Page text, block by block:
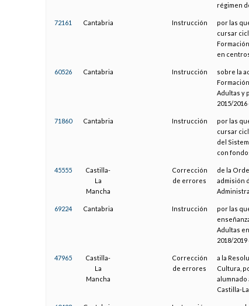
régimen
72161 Cantabria Instrucción
por las
cursar
en
60526 Cantabria Instrucción
sobre la
Adultas y
2015/
71860 Cantabria Instrucción
por las
cursar
del
con
45555
Castilla-
La
Mancha
Corrección
de errores
de la
admisión
69224 Cantabria Instrucción
por las
Adultas
2018/
47965
Castilla-
La
Mancha
Corrección
de errores
a la
Cultura,
alumnado
Castilla-